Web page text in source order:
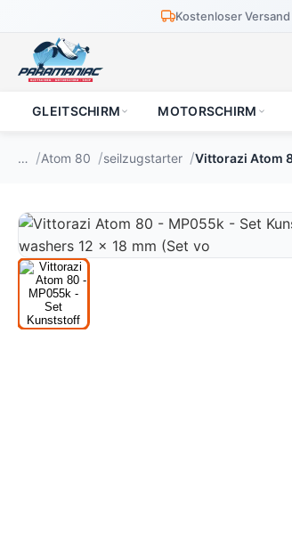
Kostenloser
GLEITSCHIRM MOTORSCHIRM
… Atom 80 seilzugstarter Vittorazi Atom